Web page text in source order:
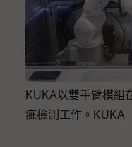
KUKA以雙手臂模組
疵檢測工作。KUKA